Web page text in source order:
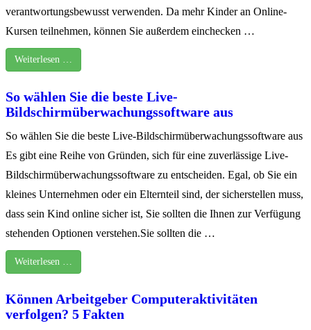
verantwortungsbewusst verwenden. Da mehr Kinder an Online-
Kursen teilnehmen, können Sie außerdem einchecken …
Weiterlesen …
So wählen Sie die beste Live-
Bildschirmüberwachungssoftware aus
So wählen Sie die beste Live-Bildschirmüberwachungssoftware aus
Es gibt eine Reihe von Gründen, sich für eine zuverlässige Live-
Bildschirmüberwachungssoftware zu entscheiden. Egal, ob Sie ein
kleines Unternehmen oder ein Elternteil sind, der sicherstellen muss,
dass sein Kind online sicher ist, Sie sollten die Ihnen zur Verfügung
stehenden Optionen verstehen.Sie sollten die …
Weiterlesen …
Können Arbeitgeber Computeraktivitäten
verfolgen? 5 Fakten